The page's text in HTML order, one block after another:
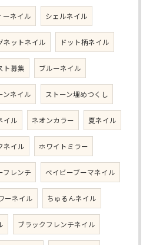
ーネイル シェルネイル
ネットネイル ドット柄ネイル
ト募集 ブルーネイル
ンネイル ストーン埋めつくし
イル ネオンカラー 夏ネイル
ネイル ホワイトミラー
フレンチ ベイビーブーマネイル
ーネイル ちゅるんネイル
ブラックフレンチネイル